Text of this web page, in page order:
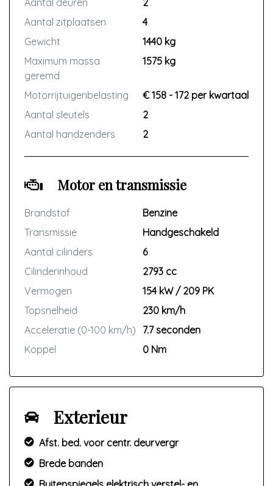
Aantal deuren
2
Aantal zitplaatsen
4
Gewicht
1440 kg
Maximum massa
geremd
1575 kg
Motorrijtuigenbelasting
€ 158 - 172 per kwartaal
Aantal sleutels
2
Aantal handzenders
2
Motor en transmissie
Brandstof
Benzine
Transmissie
Handgeschakeld
Aantal cilinders
6
Cilinderinhoud
2793 cc
Vermogen
154 kW / 209 PK
Topsnelheid
230 km/h
Acceleratie (0-100 km/h)
7.7 seconden
Koppel
0 Nm
Exterieur
Afst. bed. voor centr. deurvergr
Brede banden